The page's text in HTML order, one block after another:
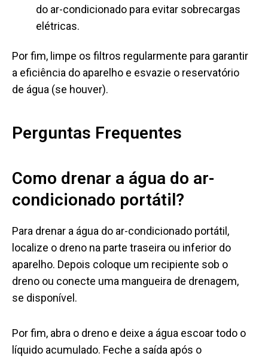
do ar-condicionado para evitar sobrecargas
elétricas.
Por fim, limpe os filtros regularmente para garantir
a eficiência do aparelho e esvazie o reservatório
de água (se houver).
Perguntas Frequentes
Como drenar a água do ar-
condicionado portátil?
Para drenar a água do ar-condicionado portátil,
localize o dreno na parte traseira ou inferior do
aparelho. Depois coloque um recipiente sob o
dreno ou conecte uma mangueira de drenagem,
se disponível.
Por fim, abra o dreno e deixe a água escoar todo o
líquido acumulado. Feche a saída após o